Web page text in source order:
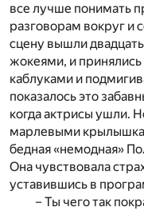
все лучше понимать
разговорам вокруг и
сцену вышли
жокеями, и
каблуками и
показалось это
когда актрисы ушли.
марлевыми
бедная «немодная»
Она чувствовала
уставившись в
– Ты чего так